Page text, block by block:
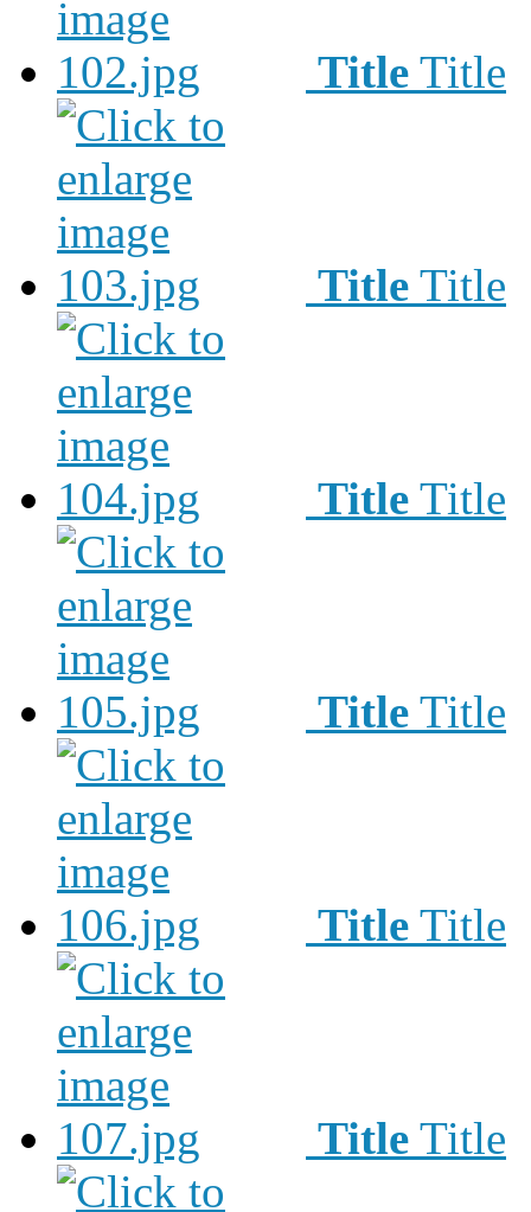
Title Title
Title Title
Title Title
Title Title
Title Title
Title Title